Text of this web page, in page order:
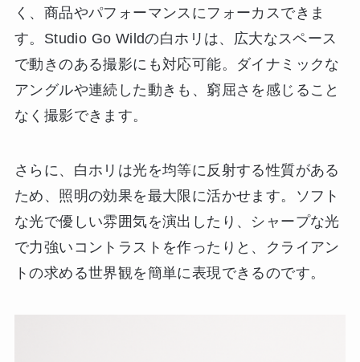
く、商品やパフォーマンスにフォーカスできま
す。Studio Go Wildの白ホリは、広大なスペース
で動きのある撮影にも対応可能。ダイナミックな
アングルや連続した動きも、窮屈さを感じること
なく撮影できます。
さらに、白ホリは光を均等に反射する性質がある
ため、照明の効果を最大限に活かせます。ソフト
な光で優しい雰囲気を演出したり、シャープな光
で力強いコントラストを作ったりと、クライアン
トの求める世界観を簡単に表現できるのです。